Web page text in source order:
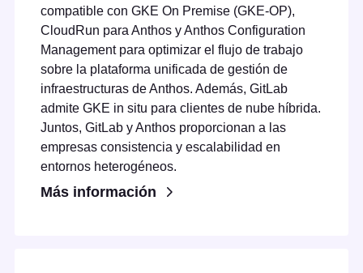
compatible con GKE On Premise (GKE-OP),
CloudRun para Anthos y Anthos Configuration
Management para optimizar el flujo de trabajo
sobre la plataforma unificada de gestión de
infraestructuras de Anthos. Además, GitLab
admite GKE in situ para clientes de nube híbrida.
Juntos, GitLab y Anthos proporcionan a las
empresas consistencia y escalabilidad en
entornos heterogéneos.
Más información